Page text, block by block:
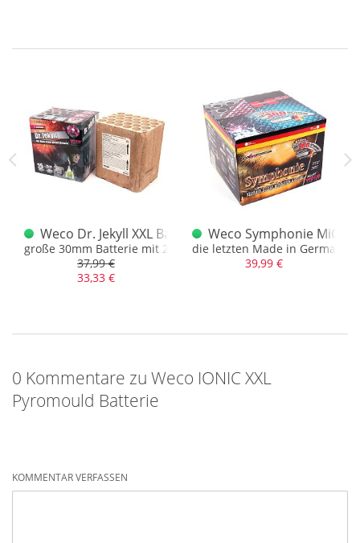
alltäglichen Effekten
Weco Dr. Jekyll XXL Batterie
große 30mm Batterie mit 25 Schuss und XXL Effekten
37,99 €
33,33 €
Weco Symphonie MiG
die letzten Made in Germany
39,99 €
0 Kommentare zu Weco IONIC XXL
Pyromould Batterie
KOMMENTAR VERFASSEN